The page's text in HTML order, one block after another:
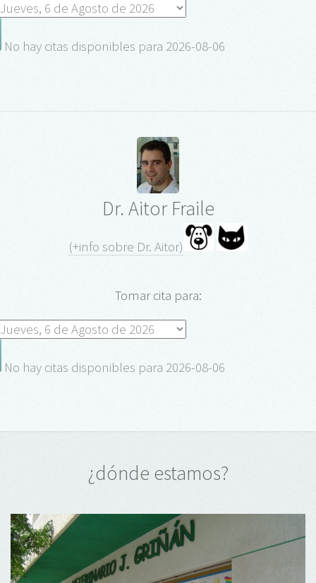
No hay citas disponibles para 2026-08-06
Dr. Aitor Fraile
(+info sobre Dr. Aitor)
Tomar cita para:
No hay citas disponibles para 2026-08-06
¿dónde estamos?